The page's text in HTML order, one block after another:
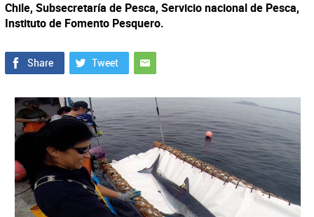
Chile, Subsecretaría de Pesca, Servicio nacional de Pesca,
Instituto de Fomento Pesquero.